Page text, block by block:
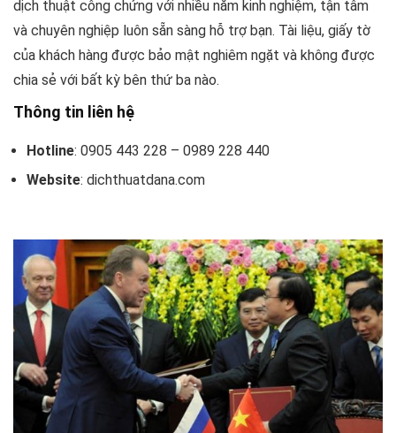
dịch thuật công chứng với nhiều năm kinh nghiệm, tận tâm
và chuyên nghiệp luôn sẵn sàng hỗ trợ bạn. Tài liệu, giấy tờ
của khách hàng được bảo mật nghiêm ngặt và không được
chia sẻ với bất kỳ bên thứ ba nào.
Thông tin liên hệ
Hotline: 0905 443 228 – 0989 228 440
Website: dichthuatdana.com